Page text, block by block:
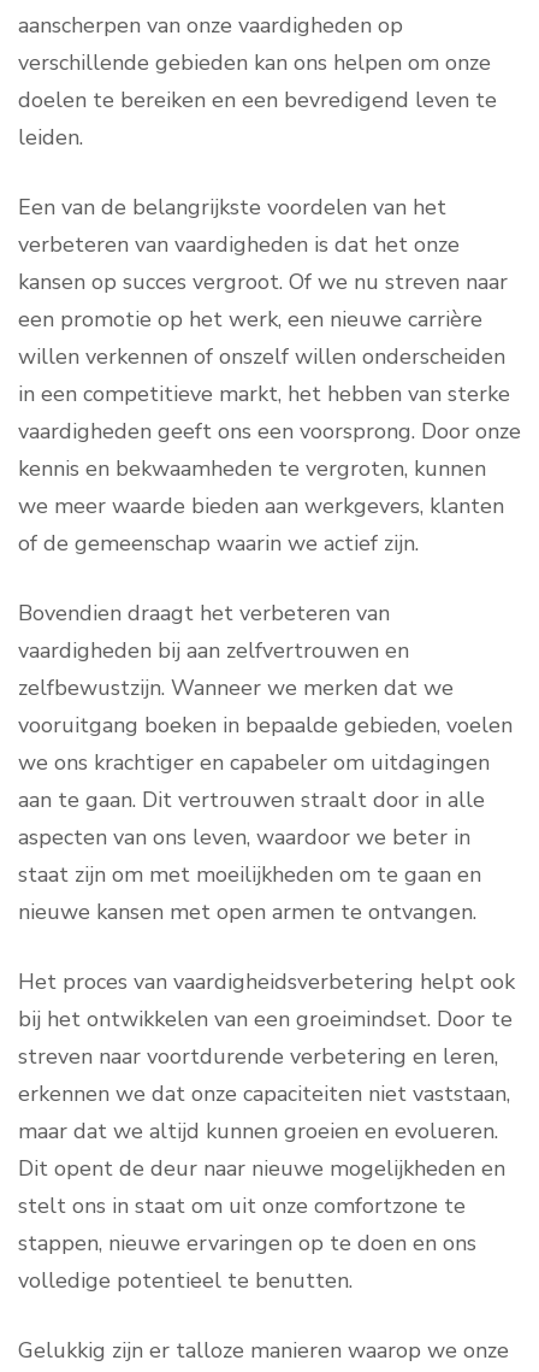
aanscherpen van onze vaardigheden op
verschillende gebieden kan ons helpen om onze
doelen te bereiken en een bevredigend leven te
leiden.
Een van de belangrijkste voordelen van het
verbeteren van vaardigheden is dat het onze
kansen op succes vergroot. Of we nu streven naar
een promotie op het werk, een nieuwe carrière
willen verkennen of onszelf willen onderscheiden
in een competitieve markt, het hebben van sterke
vaardigheden geeft ons een voorsprong. Door onze
kennis en bekwaamheden te vergroten, kunnen
we meer waarde bieden aan werkgevers, klanten
of de gemeenschap waarin we actief zijn.
Bovendien draagt het verbeteren van
vaardigheden bij aan zelfvertrouwen en
zelfbewustzijn. Wanneer we merken dat we
vooruitgang boeken in bepaalde gebieden, voelen
we ons krachtiger en capabeler om uitdagingen
aan te gaan. Dit vertrouwen straalt door in alle
aspecten van ons leven, waardoor we beter in
staat zijn om met moeilijkheden om te gaan en
nieuwe kansen met open armen te ontvangen.
Het proces van vaardigheidsverbetering helpt ook
bij het ontwikkelen van een groeimindset. Door te
streven naar voortdurende verbetering en leren,
erkennen we dat onze capaciteiten niet vaststaan,
maar dat we altijd kunnen groeien en evolueren.
Dit opent de deur naar nieuwe mogelijkheden en
stelt ons in staat om uit onze comfortzone te
stappen, nieuwe ervaringen op te doen en ons
volledige potentieel te benutten.
Gelukkig zijn er talloze manieren waarop we onze